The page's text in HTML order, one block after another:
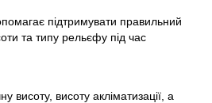
підтримувати правильний
та типу рельєфу під час
висоту, висоту акліматизації, а